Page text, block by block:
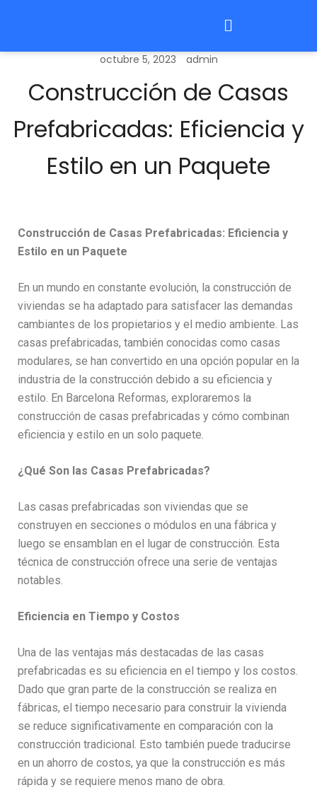
octubre 5, 2023 admin
Construcción de Casas
Prefabricadas: Eficiencia y
Estilo en un Paquete
Construcción de Casas Prefabricadas: Eficiencia y
Estilo en un Paquete
En un mundo en constante evolución, la construcción de
viviendas se ha adaptado para satisfacer las demandas
cambiantes de los propietarios y el medio ambiente. Las
casas prefabricadas, también conocidas como casas
modulares, se han convertido en una opción popular en la
industria de la construcción debido a su eficiencia y
estilo. En Barcelona Reformas, exploraremos la
construcción de casas prefabricadas y cómo combinan
eficiencia y estilo en un solo paquete.
¿Qué Son las Casas Prefabricadas?
Las casas prefabricadas son viviendas que se
construyen en secciones o módulos en una fábrica y
luego se ensamblan en el lugar de construcción. Esta
técnica de construcción ofrece una serie de ventajas
notables.
Eficiencia en Tiempo y Costos
Una de las ventajas más destacadas de las casas
prefabricadas es su eficiencia en el tiempo y los costos.
Dado que gran parte de la construcción se realiza en
fábricas, el tiempo necesario para construir la vivienda
se reduce significativamente en comparación con la
construcción tradicional. Esto también puede traducirse
en un ahorro de costos, ya que la construcción es más
rápida y se requiere menos mano de obra.